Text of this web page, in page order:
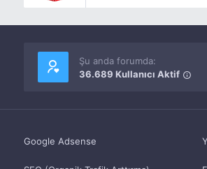
Şu anda forumda:
36.689 Kullanıcı Aktif
Google Adsense